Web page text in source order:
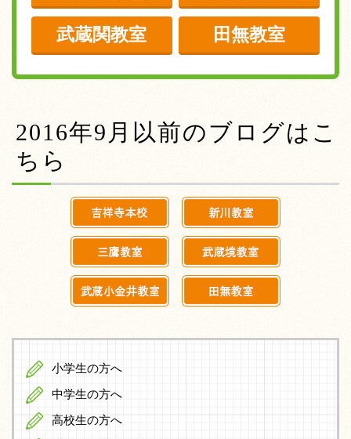
武蔵関教室 田無教室
2016年9月以前のブログはこ
ちら
小学生の方へ
中学生の方へ
高校生の方へ